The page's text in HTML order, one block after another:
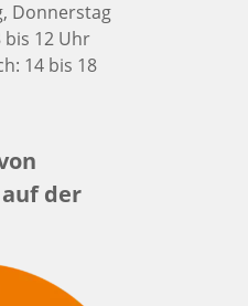
Donnerstag
bis 12 Uhr
14 bis 18
der